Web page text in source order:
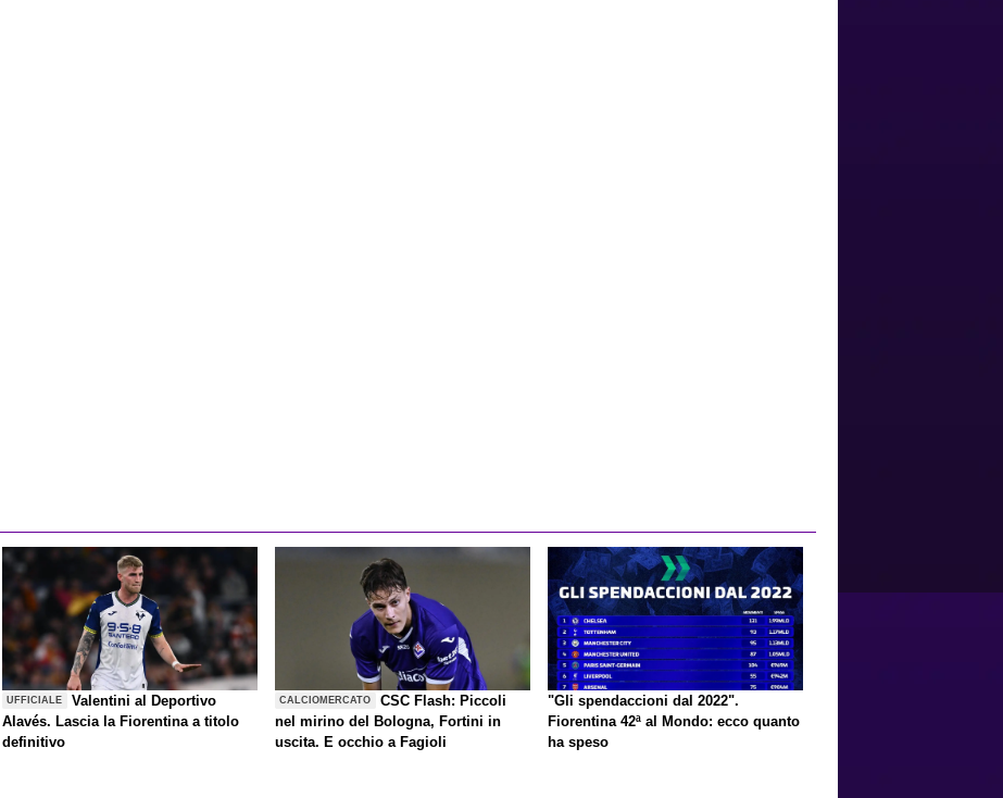
UFFICIALE
Valentini al Deportivo
Alavés. Lascia la Fiorentina a titolo
definitivo
CALCIOMERCATO
CSC Flash: Piccoli
nel mirino del Bologna, Fortini in
uscita. E occhio a Fagioli
"Gli spendaccioni dal 2022".
Fiorentina 42ª al Mondo: ecco quanto
ha speso